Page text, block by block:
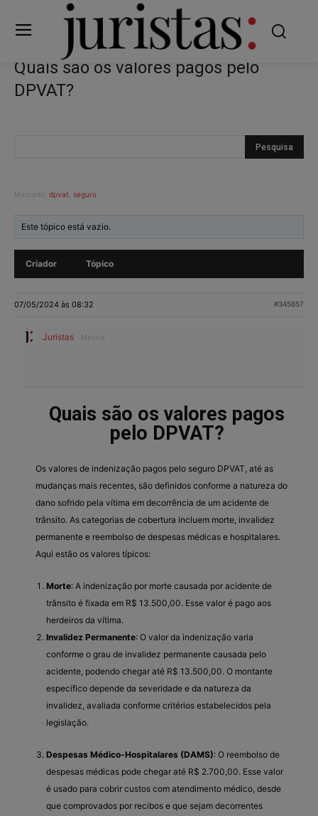
Quais são os valores pagos pelo
DPVAT?
Marcado: dpvat seguro
Este tópico está vazio.
Criador Tópico
07/05/2024 às 08:32 #345657
Juristas Mestre
Quais são os valores pagos
pelo DPVAT?
Os valores de indenização pagos pelo seguro DPVAT, até as
mudanças mais recentes, são definidos conforme a natureza do
dano sofrido pela vítima em decorrência de um acidente de
trânsito. As categorias de cobertura incluem morte, invalidez
permanente e reembolso de despesas médicas e hospitalares.
Aqui estão os valores típicos:
Morte: A indenização por morte causada por acidente de
trânsito é fixada em R$ 13.500,00. Esse valor é pago aos
herdeiros da vítima.
Invalidez Permanente: O valor da indenização varia
conforme o grau de invalidez permanente causada pelo
acidente, podendo chegar até R$ 13.500,00. O montante
específico depende da severidade e da natureza da
invalidez, avaliada conforme critérios estabelecidos pela
legislação.
Despesas Médico-Hospitalares (DAMS): O reembolso de
despesas médicas pode chegar até R$ 2.700,00. Esse valor
é usado para cobrir custos com atendimento médico, desde
que comprovados por recibos e que sejam decorrentes